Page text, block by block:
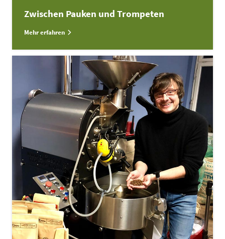
Zwischen Pauken und Trompeten
Mehr erfahren